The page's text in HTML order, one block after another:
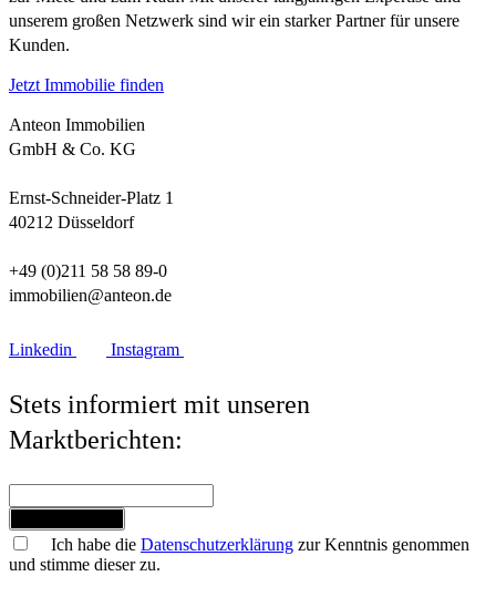
unserem großen Netzwerk sind wir ein starker Partner für unsere
Kunden.
Jetzt Immobilie finden
Anteon Immobilien
GmbH & Co. KG
Ernst-Schneider-Platz 1
40212 Düsseldorf
+49 (0)211 58 58 89-0
immobilien@anteon.de
Linkedin Instagram
Stets informiert mit unseren
Marktberichten:
Ich habe die Datenschutzerklärung zur Kenntnis genommen
und stimme dieser zu.